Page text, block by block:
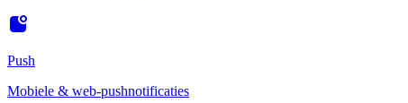
Push
Mobiele & web-pushnotificaties